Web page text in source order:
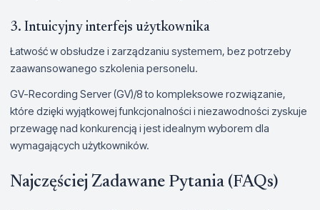
3. Intuicyjny interfejs użytkownika
Łatwość w obsłudze i zarządzaniu systemem, bez potrzeby
zaawansowanego szkolenia personelu.
GV-Recording Server (GV)/8 to kompleksowe rozwiązanie,
które dzięki wyjątkowej funkcjonalności i niezawodności zyskuje
przewagę nad konkurencją i jest idealnym wyborem dla
wymagających użytkowników.
Najczęściej Zadawane Pytania (FAQs)